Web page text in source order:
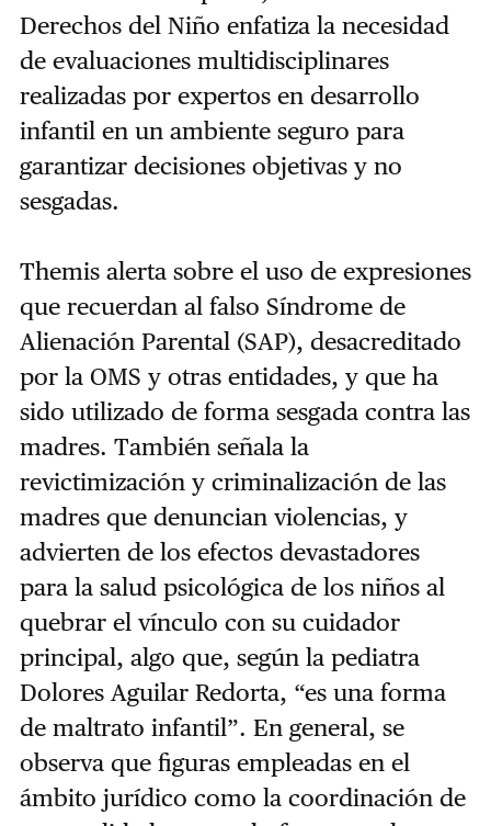
Derechos del Niño enfatiza la necesidad
de evaluaciones multidisciplinares
realizadas por expertos en desarrollo
infantil en un ambiente seguro para
garantizar decisiones objetivas y no
sesgadas.
Themis alerta sobre el uso de expresiones
que recuerdan al falso Síndrome de
Alienación Parental (SAP), desacreditado
por la OMS y otras entidades, y que ha
sido utilizado de forma sesgada contra las
madres. También señala la
revictimización y criminalización de las
madres que denuncian violencias, y
advierten de los efectos devastadores
para la salud psicológica de los niños al
quebrar el vínculo con su cuidador
principal, algo que, según la pediatra
Dolores Aguilar Redorta, “es una forma
de maltrato infantil”. En general, se
observa que figuras empleadas en el
ámbito jurídico como la coordinación de